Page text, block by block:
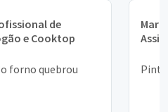
de
e Cooktop
forno quebrou